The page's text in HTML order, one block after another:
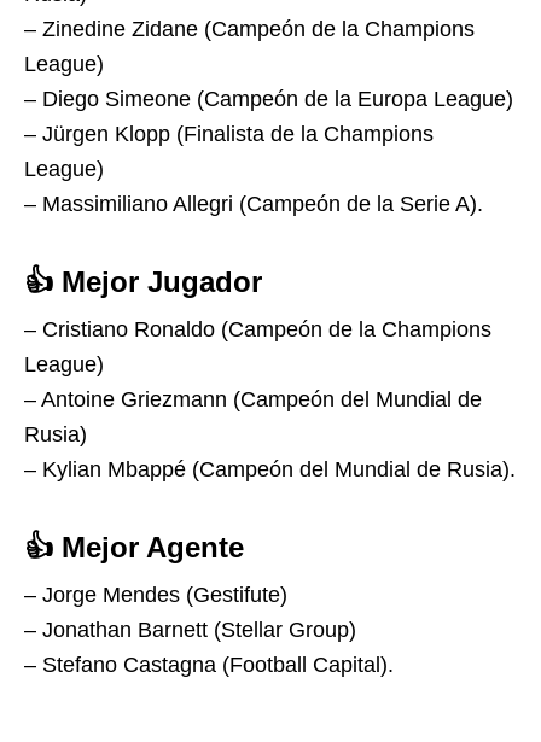
– Zinedine Zidane (Campeón de la Champions
League)
– Diego Simeone (Campeón de la Europa League)
– Jürgen Klopp (Finalista de la Champions
League)
– Massimiliano Allegri (Campeón de la Serie A).
👍 Mejor Jugador
– Cristiano Ronaldo (Campeón de la Champions
League)
– Antoine Griezmann (Campeón del Mundial de
Rusia)
– Kylian Mbappé (Campeón del Mundial de Rusia).
👍 Mejor Agente
– Jorge Mendes (Gestifute)
– Jonathan Barnett (Stellar Group)
– Stefano Castagna (Football Capital).